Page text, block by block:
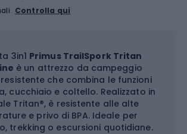
Controlla qui
3in1 Primus TrailSpork Tritan
è un attrezzo da campeggio
che combina le funzioni
cucchiaio e coltello. Realizzato in
Tritan®, è resistente alle alte
e privo di BPA. Ideale per
trekking o escursioni quotidiane.